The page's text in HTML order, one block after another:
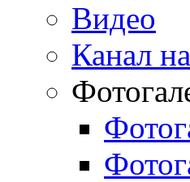
Видео
Канал